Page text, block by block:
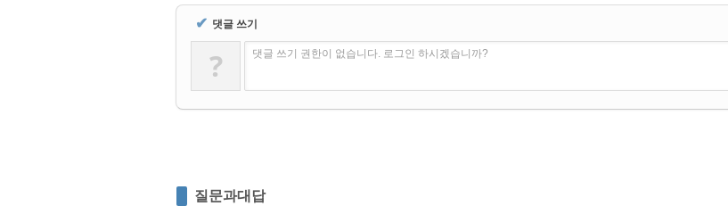
✔ 댓글 쓰기
? 댓글 쓰기 권한이 없습니다. 로그인 하시겠습니까?
질문과대답